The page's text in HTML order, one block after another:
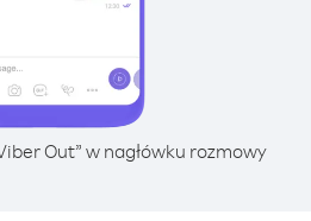
Out” w nagłówku rozmowy